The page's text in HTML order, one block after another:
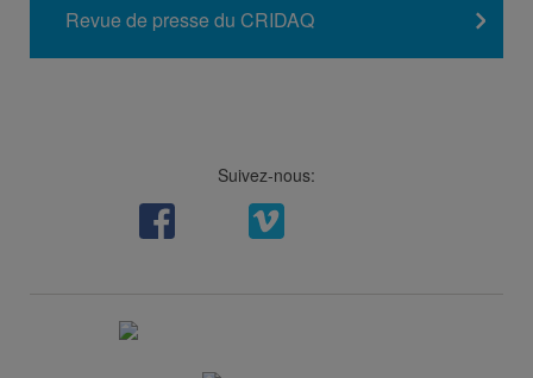
Revue de presse du CRIDAQ
Suivez-nous:
FacebookLinkedInViméo